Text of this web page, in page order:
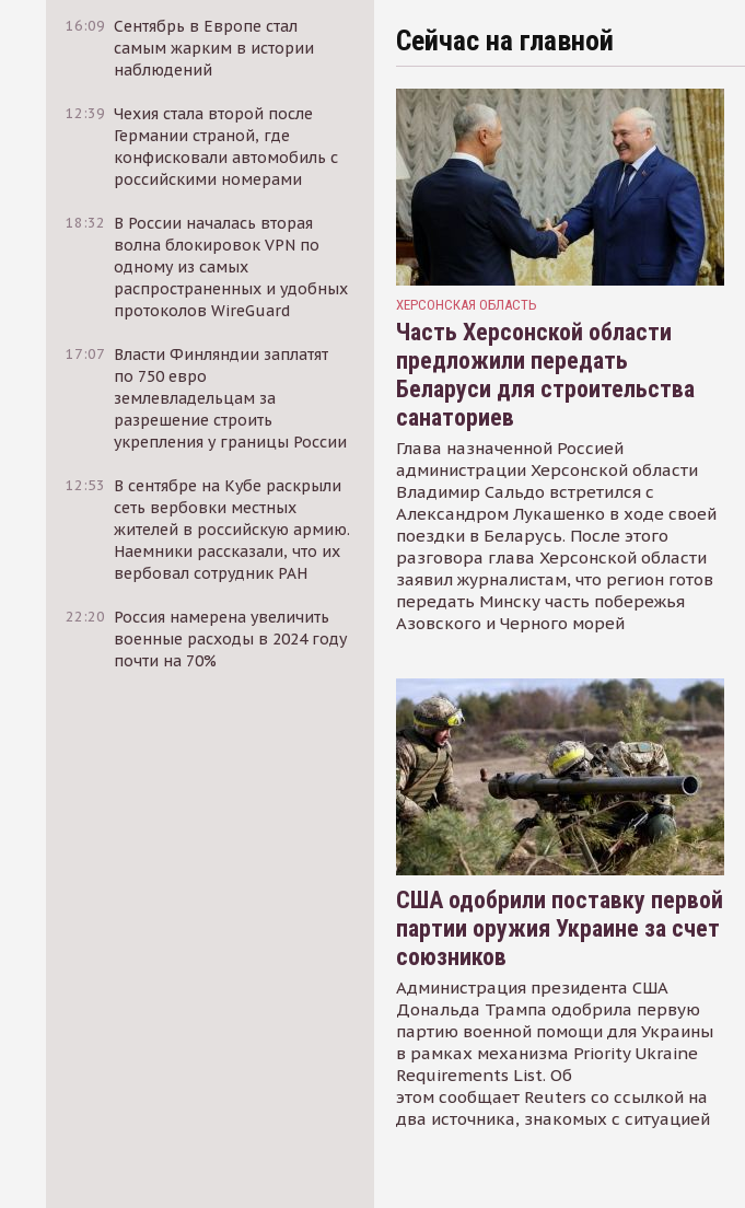
16:09 Сентябрь в Европе стал
самым жарким в истории
наблюдений
12:39 Чехия стала второй после
Германии страной, где
конфисковали автомобиль с
российскими номерами
18:32
В России началась вторая
волна блокировок VPN по
одному из самых
распространенных и удобных
протоколов WireGuard
17:07 Власти Финляндии заплатят
по 750 евро
землевладельцам за
разрешение строить
укрепления у границы России
12:53
В сентябре на Кубе раскрыли
сеть вербовки местных
жителей в российскую армию.
Наемники рассказали, что их
вербовал сотрудник РАН
22:20 Россия намерена увеличить
военные расходы в 2024 году
почти на 70%
Сейчас на главной
ХЕРСОНСКАЯ ОБЛАСТЬ
Часть Херсонской области
предложили передать
Беларуси для строительства
санаториев
Глава назначенной Россией
администрации Херсонской области
Владимир Сальдо встретился с
Александром Лукашенко в ходе своей
поездки в Беларусь. После этого
разговора глава Херсонской области
заявил журналистам, что регион готов
передать Минску часть побережья
Азовского и Черного морей
США одобрили поставку первой
партии оружия Украине за счет
союзников
Администрация президента США
Дональда Трампа одобрила первую
партию военной помощи для Украины
в рамках механизма Priority Ukraine
Requirements List. Об
этом сообщает Reuters со ссылкой на
два источника, знакомых с ситуацией